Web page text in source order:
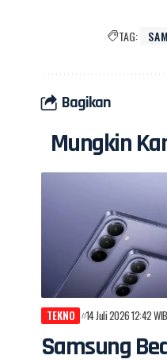
TAG:
Bagikan
Mungkin
TEKNO 14 Juli 2026 12:42 WIB
Samsung